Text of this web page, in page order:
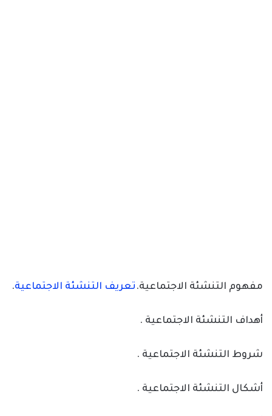
مفهوم التنشئة الاجتماعية. تعريف التنشئة الاجتماعية.
أهداف التنشئة الاجتماعية .
شروط التنشئة الاجتماعية .
أشكال التنشئة الاجتماعية .